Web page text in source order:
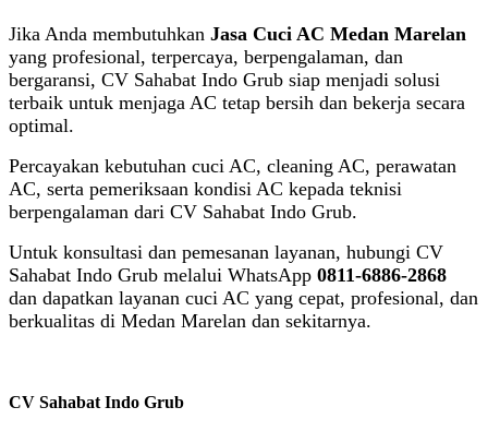
Jika Anda membutuhkan Jasa Cuci AC Medan Marelan
yang profesional, terpercaya, berpengalaman, dan
bergaransi, CV Sahabat Indo Grub siap menjadi solusi
terbaik untuk menjaga AC tetap bersih dan bekerja secara
optimal.
Percayakan kebutuhan cuci AC, cleaning AC, perawatan
AC, serta pemeriksaan kondisi AC kepada teknisi
berpengalaman dari CV Sahabat Indo Grub.
Untuk konsultasi dan pemesanan layanan, hubungi CV
Sahabat Indo Grub melalui WhatsApp 0811-6886-2868
dan dapatkan layanan cuci AC yang cepat, profesional, dan
berkualitas di Medan Marelan dan sekitarnya.
CV Sahabat Indo Grub